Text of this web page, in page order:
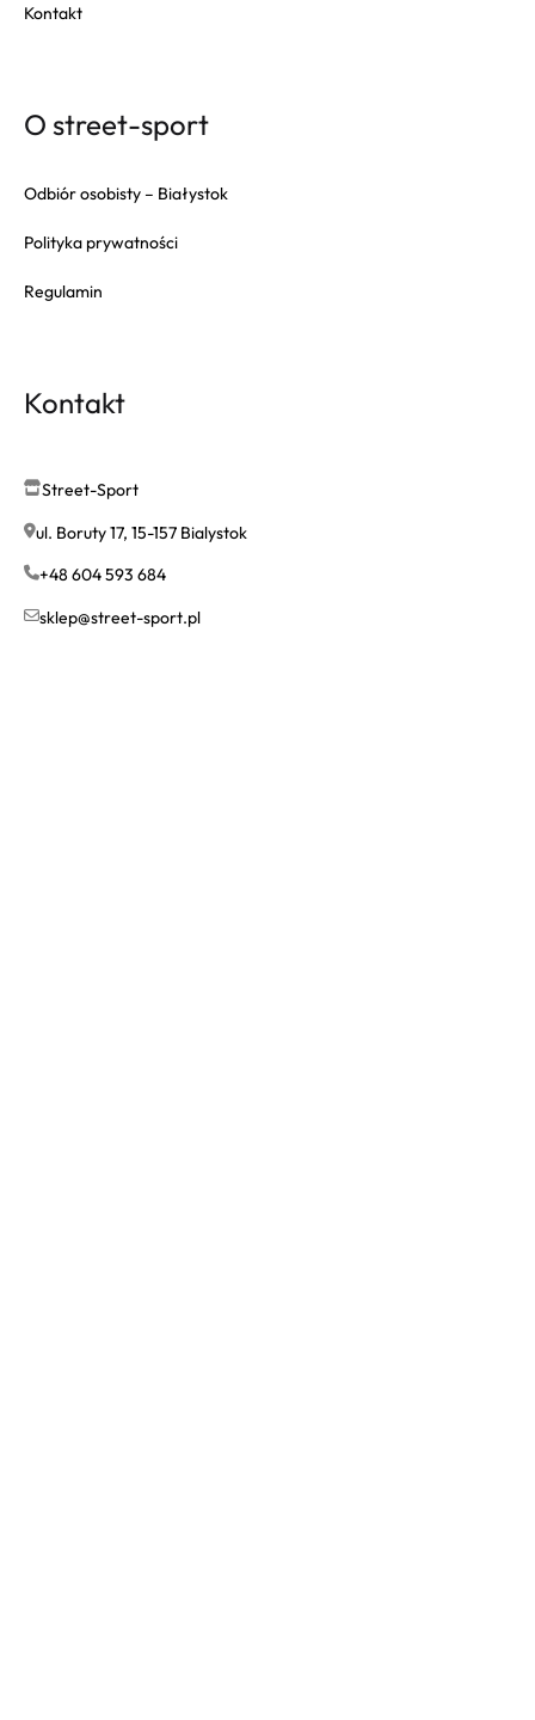
Kontakt
O street-sport
Odbiór osobisty – Białystok
Polityka prywatności
Regulamin
Kontakt
Street-Sport
ul. Boruty 17, 15-157 Bialystok
+48 604 593 684
sklep@street-sport.pl